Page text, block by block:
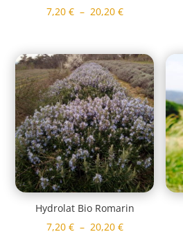
7,20 € – 20,20 €Plage
7,20 €
à
20,20 €
Hydrolat Bio Romarin
7,20 € – 20,20 €Plage